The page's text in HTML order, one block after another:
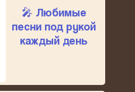
🎤 Любимые
песни под рукой
каждый день